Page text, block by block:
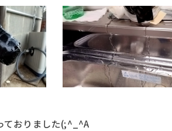
ておりました(;^_^A